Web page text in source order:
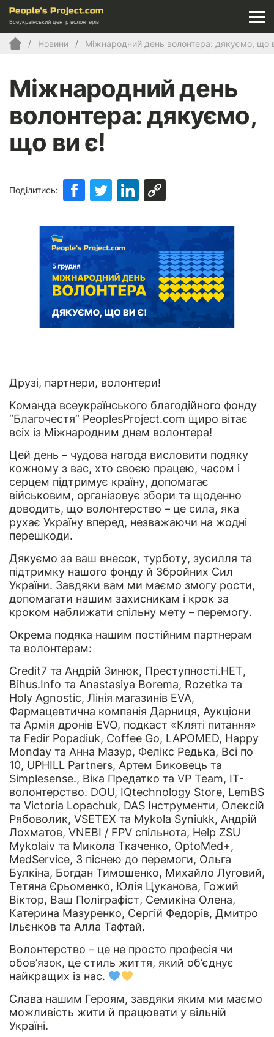
Всеукраїнський центр волонтерів
Новини Міжнародний день волонтера: дякуємо, що
Міжнародний день
волонтера: дякуємо,
що ви є!
Поділитись:
Друзі, партнери, волонтери!
Команда всеукраїнського благодійного фонду
“Благочестя” PeoplesProject.com щиро вітає
всіх із Міжнародним днем волонтера!
Цей день – чудова нагода висловити подяку
кожному з вас, хто своєю працею, часом і
серцем підтримує країну, допомагає
військовим, організовує збори та щоденно
доводить, що волонтерство – це сила, яка
рухає Україну вперед, незважаючи на жодні
перешкоди.
Дякуємо за ваш внесок, турботу, зусилля та
підтримку нашого фонду й Збройних Сил
України. Завдяки вам ми маємо змогу рости,
допомагати нашим захисникам і крок за
кроком наближати спільну мету – перемогу.
Окрема подяка нашим постійним партнерам
та волонтерам:
Credit7 та Андрій Зинюк, Преступності.НЕТ,
Bihus.Info та Anastasiya Borema, Rozetka та
Holy Agnostic, Лінія магазинів EVA,
Фармацевтична компанія Дарниця, Аукціони
та Армія дронів EVO, подкаст «Кляті питання»
та Fedir Popadiuk, Coffee Go, LAPOMED, Happy
Monday та Анна Мазур, Фелікс Редька, Всі по
10, UPHILL Partners, Артем Биковець та
Simplesense., Віка Предатко та VP Team, IT-
волонтерство. DOU, IQtechnology Store, LemBS
та Victoria Lopachuk, DAS Інструменти, Олексій
Рябоволик, VSETEX та Mykola Syniukk, Андрій
Лохматов, VNEBI / FPV спільнота, Help ZSU
Mykolaiv та Микола Ткаченко, OptoMed+,
MedService, З піснею до перемоги, Ольга
Булкіна, Богдан Тимошенко, Михайло Луговий,
Тетяна Єрьоменко, Юлія Цуканова, Гожий
Віктор, Ваш Поліграфіст, Семикіна Олена,
Катерина Мазуренко, Сергій Федорів, Дмитро
Ільєнков та Алла Тафтай.
Волонтерство – це не просто професія чи
обов’язок, це стиль життя, який об’єднує
найкращих із нас.
Слава нашим Героям, завдяки яким ми маємо
можливість жити й працювати у вільній
Україні.